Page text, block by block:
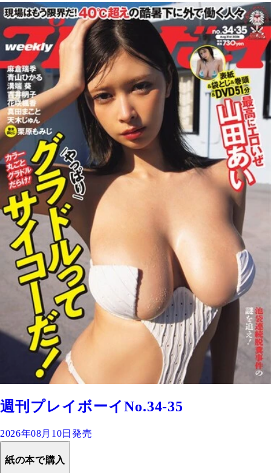
週刊プレイボーイNo.34-35
2026年08月10日発売
紙の本で購入